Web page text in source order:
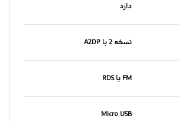
دارد
نسخه 2 با A2DP
FM با RDS
Micro USB